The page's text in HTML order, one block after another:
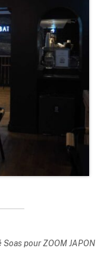
pour ZOOM JAPON